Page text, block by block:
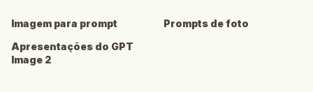
Imagem para prompt
Prompts de foto
Apresentações do GPT
Image 2